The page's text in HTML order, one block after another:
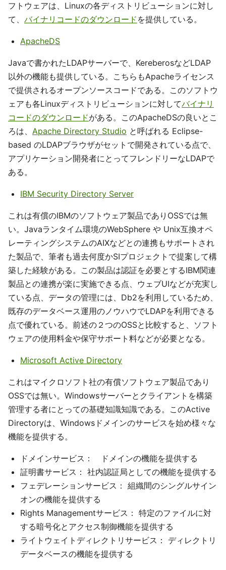
フトウェアは、Linuxの各ディストリビューションに対し
て、 バイナリコードのダウンロード を提供している。
ApacheDS
Javaで書かれたLDAPサーバーで、KereberosなどLDAP
以外の機能も提供している。こちらもApacheライセンス
で提供されるオープンソースコードである。このソフトウ
ェアも各Linuxディストリビューションに対してバイナリ
コードのダウンロードがある。このApacheDSの良いとこ
ろは、 Apache Directory Studio と呼ばれる Eclipse-
based のLDAPブラウザがセットで開発されている点で、
アプリケーション開発者にとってフレンドリーなLDAPで
ある。
IBM Security Directory Server
これは有償のIBMのソフトウェア製品でありOSSでは無
い。Javaランタイム環境のWebSphere や Unix互換オペ
レーティングシステムのAIXなどとの連携もサポートされ
た製品で、筆者も過去何度かSIプロジェクトで提案して構
築した経験がある。この製品は認証を必要とするIBM関連
製品との連携が楽に実施できる点、ウェブUIなどが充実し
ている点、データの管理には、Db2を利用しているため、
既存のデータベース運用のノウハウでLDAPを利用できる
点で優れている。前述の２つのOSSと比較すると、ソフト
ウェアの使用料金や保守サポート料などが必要となる。
Microsoft Active Directory
これはマイクロソフト社の有償ソフトウェア製品であり
OSSでは無い。Windowsサーバーとクライアントを構築
管理する者にとっての基礎知識知識である。このActive
Directoryは、Windowsドメインのサービスを始め様々な
機能を提供する。
ドメインサービス： ドメインの機能を提供する
証明書サービス： 社内認証局としての機能を提供する
フェデレーションサービス： 組織間のシングルサイン
オンの機能を提供する
Rights Managementサービス： 特定のファイルに対
する暗号化とアクセス制御機能を提供する
ライトウェイトディレクトリサービス： ディレクトリ
データベースの機能を提供する